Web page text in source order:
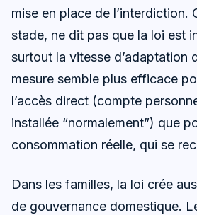
mise en place de l’interdiction.
stade, ne dit pas que la loi est
surtout la vitesse d’adaptation
mesure semble plus efficace
l’accès direct (compte
installée “normalement”) que
consommation réelle, qui se
Dans les familles, la loi crée
de gouvernance domestique.